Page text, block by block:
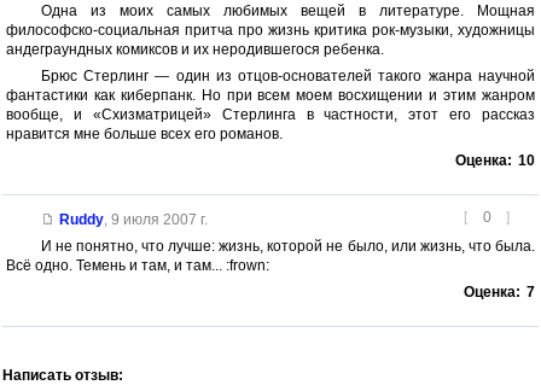
Одна из моих самых любимых вещей в литературе. Мощная
философско-социальная притча про жизнь критика рок-музыки, художницы
андеграундных комиксов и их неродившегося ребенка.
Брюс Стерлинг — один из отцов-основателей такого жанра научной
фантастики как киберпанк. Но при всем моем восхищении и этим жанром
вообще, и «Схизматрицей» Стерлинга в частности, этот его рассказ
нравится мне больше всех его романов.
Оценка: 10
[ 0 ]
Ruddy, 9 июля 2007 г.
И не понятно, что лучше: жизнь, которой не было, или жизнь, что была.
Всё одно. Темень и там, и там... :frown:
Оценка: 7
Написать отзыв: